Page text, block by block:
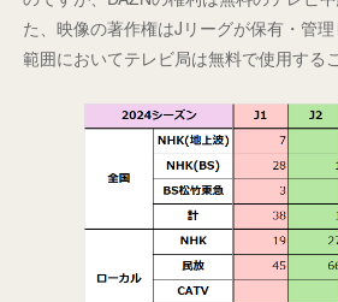
た、映像の著作権はJリーグが保有・管
範囲においてテレビ局は無料で使用する